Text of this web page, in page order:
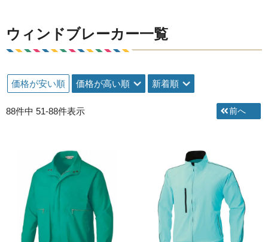
ウィンドブレーカー一覧
価格が安い順 価格が高い順 新着順
88件中 51-88件表示